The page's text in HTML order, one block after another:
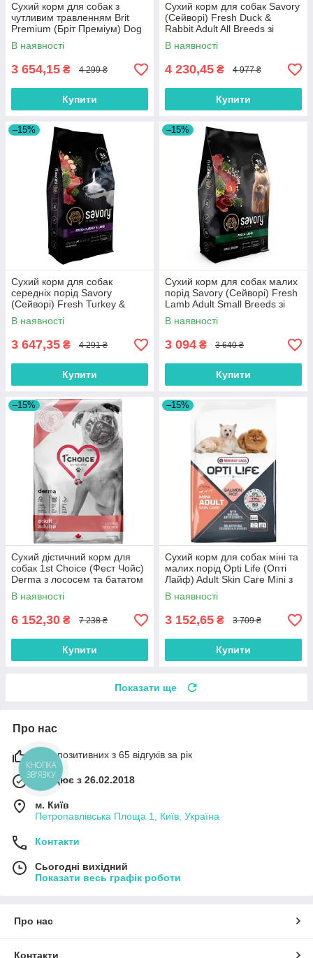
Сухий корм для собак з
чутливим травленням Brit
Premium (Бріт Преміум) Dog
Sensitive Lamb з ягням 15 кг
В наявності
3 654,15 ₴ 4 299 ₴
Купити
Сухий корм для собак Savory
(Cейворi) Fresh Duck &
Rabbit Adult All Breeds зі
свіжої качки та кролика 12 кг
В наявності
4 230,45 ₴ 4 977 ₴
Купити
–15%
Сухий корм для собак
середніх порід Savory
(Cейворi) Fresh Turkey &
Lamb Adult Medium Breeds зі
свіжим ягням та індичкою 12
кг
В наявності
3 647,35 ₴ 4 291 ₴
Купити
–15%
Сухий корм для собак малих
порід Savory (Cейворi) Fresh
Lamb Adult Small Breeds зі
свіжим ягням 8 кг
В наявності
3 094 ₴ 3 640 ₴
Купити
–15%
Сухий дієтичний корм для
собак 1st Choice (Фест Чойс)
Derma з лососем та бататом
12 кг
В наявності
6 152,30 ₴ 7 238 ₴
Купити
–15%
Сухий корм для собак міні та
малих порід Opti Life (Опті
Лайф) Adult Skin Care Mini з
лососем 7.5 кг
В наявності
3 152,65 ₴ 3 709 ₴
Купити
Показати ще
Про нас
98% позитивних з 65 відгуків за рік
Працює з 26.02.2018
м. Київ
Петропавлівська Площа 1, Київ, Україна
Контакти
Сьогодні вихідний
Показати весь графік роботи
Про нас
Контакти
КНОПКА
ЗВ'ЯЗКУ